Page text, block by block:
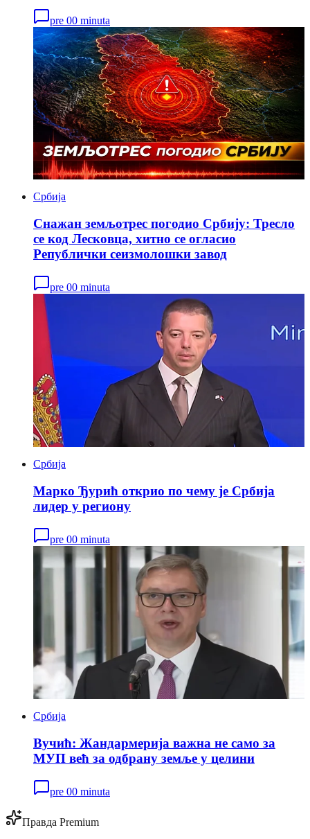
pre 00 minuta
Србија
Снажан земљотрес погодио Србију: Тресло
се код Лесковца, хитно се огласио
Републички сеизмолошки завод
pre 00 minuta
Србија
Марко Ђурић открио по чему је Србија
лидер у региону
pre 00 minuta
Србија
Вучић: Жандармерија важна не само за
МУП већ за одбрану земље у целини
pre 00 minuta
Правда Premium